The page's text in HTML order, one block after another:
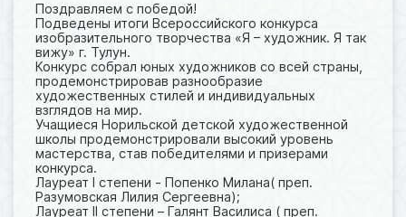
Поздравляем с победой!
Подведены итоги Всероссийского конкурса
изобразительного творчества «Я – художник. Я так
вижу» г. Тулун.
Конкурс собрал юных художников со всей страны,
продемонстрировав разнообразие
художественных стилей и индивидуальных
взглядов на мир.
Учащиеся Норильской детской художественной
школы продемонстрировали высокий уровень
мастерства, став победителями и призерами
конкурса.
Лауреат I степени - Попенко Милана( преп.
Разумовская Лилия Сергеевна);
Лауреат II степени – Галянт Василиса ( преп.